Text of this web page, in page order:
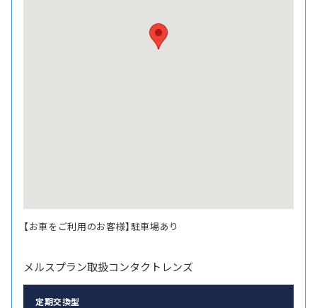
【お車をご利用のお客様】駐車場あり
メルスプラン取扱コンタクトレンズ
定期交換型